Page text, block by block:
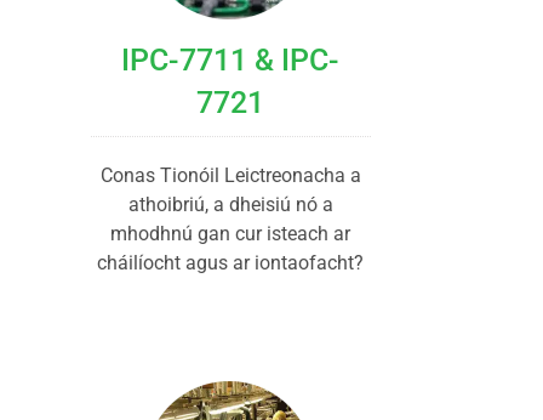
IPC-7711 & IPC-
7721
Conas Tionóil Leictreonacha a
athoibriú, a dheisiú nó a
mhodhnú gan cur isteach ar
cháilíocht agus ar iontaofacht?